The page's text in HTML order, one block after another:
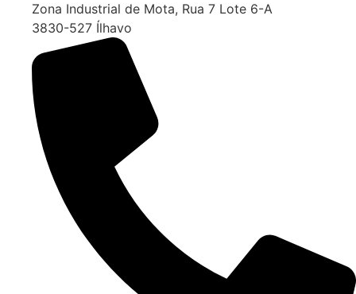
Zona Industrial de Mota, Rua 7 Lote 6-A
3830-527 Ílhavo